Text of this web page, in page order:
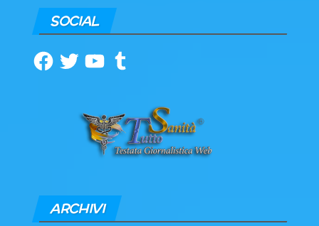
SOCIAL
Facebook
TwitterYouTubeTumblr
ARCHIVI